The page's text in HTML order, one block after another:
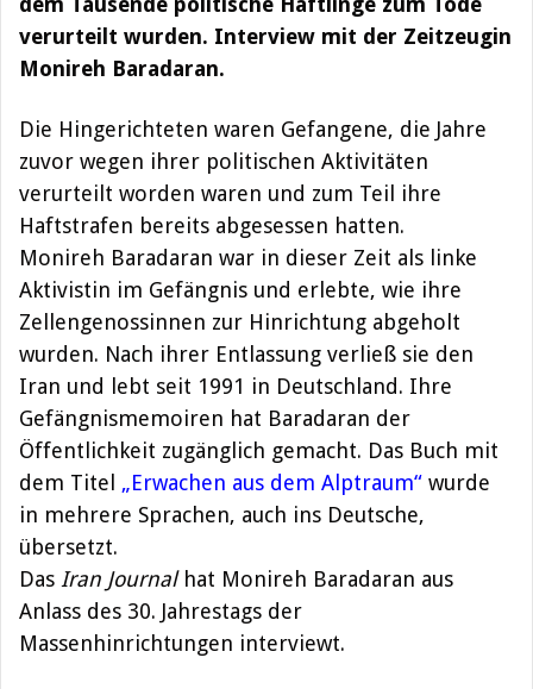
verurteilt wurden. Interview mit der Zeitzeugin
Monireh Baradaran.
Die Hingerichteten waren Gefangene, die Jahre
zuvor wegen ihrer politischen Aktivitäten
verurteilt worden waren und zum Teil ihre
Haftstrafen bereits abgesessen hatten.
Monireh Baradaran war in dieser Zeit als linke
Aktivistin im Gefängnis und erlebte, wie ihre
Zellengenossinnen zur Hinrichtung abgeholt
wurden. Nach ihrer Entlassung verließ sie den
Iran und lebt seit 1991 in Deutschland. Ihre
Gefängnismemoiren hat Baradaran der
Öffentlichkeit zugänglich gemacht. Das Buch mit
dem Titel „Erwachen aus dem Alptraum“ wurde
in mehrere Sprachen, auch ins Deutsche,
übersetzt.
Das Iran Journalhat Monireh Baradaran aus
Anlass des 30. Jahrestags der
Massenhinrichtungen interviewt.